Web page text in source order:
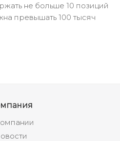
не больше 10 позиций
превышать 100 тысяч